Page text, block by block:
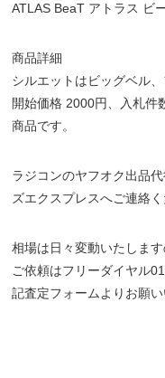
ATLAS BeaT アトラス ビ
商品詳細
シルエットはビッグベル
開始価格 2000円、入札件
商品です。
ラジコンのヤフオク出品
ズエクスプレスへご連絡く
相場は日々変動いたしま
ご依頼はフリーダイヤル
記査定フォームよりお願い